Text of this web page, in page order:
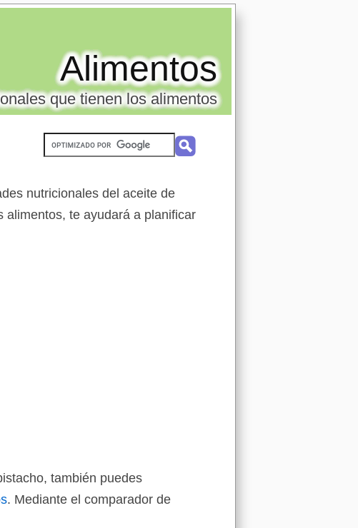
Alimentos
que tienen los alimentos
nutricionales del aceite de
alimentos, te ayudará a planificar
también puedes
. Mediante el comparador de